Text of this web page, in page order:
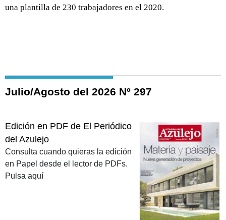
una plantilla de 230 trabajadores en el 2020.
Julio/Agosto del 2026 Nº 297
Edición en PDF de El Periódico
del Azulejo
Consulta cuando quieras la edición
en Papel desde el lector de PDFs.
Pulsa aquí